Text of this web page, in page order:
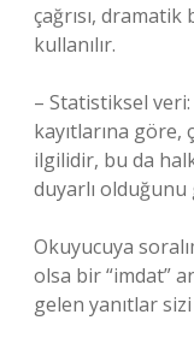
çağrısı,
kullanılır.
– Statistiksel veri:
kayıtlarına göre,
ilgilidir, bu da
duyarlı olduğunu
Okuyucuya
olsa bir “imdat”
gelen yanıtlar